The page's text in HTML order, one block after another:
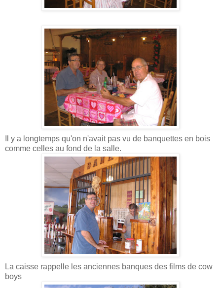
Il y a longtemps qu'on n'avait pas vu de banquettes en bois
comme celles au fond de la salle.
La caisse rappelle les anciennes banques des films de cow
boys